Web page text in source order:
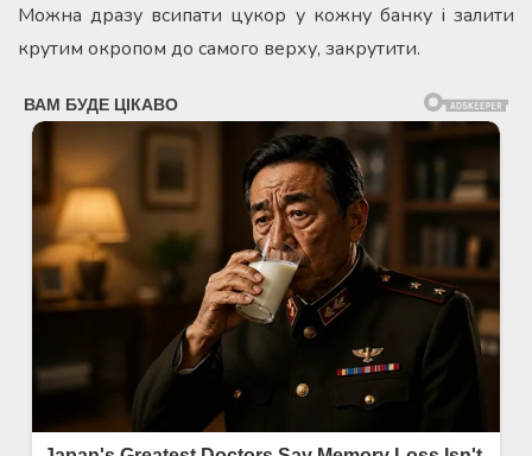
Можна дразу всипати цукор у кожну банку і залити
крутим окропом до самого верху, закрутити.